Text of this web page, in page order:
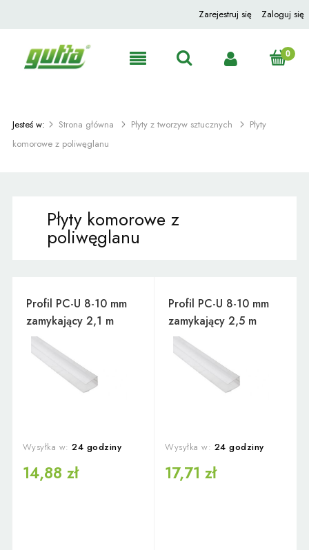
Zarejestruj się Zaloguj się
Jesteś w: Strona główna Płyty z tworzyw sztucznych
Płyty
komorowe z poliwęglanu
Płyty komorowe z
poliwęglanu
Profil PC-U 8-10 mm
zamykający 2,1 m
Wysyłka w: 24 godziny
14,88 zł
Profil PC-U 8-10 mm
zamykający 2,5 m
Wysyłka w: 24 godziny
17,71 zł